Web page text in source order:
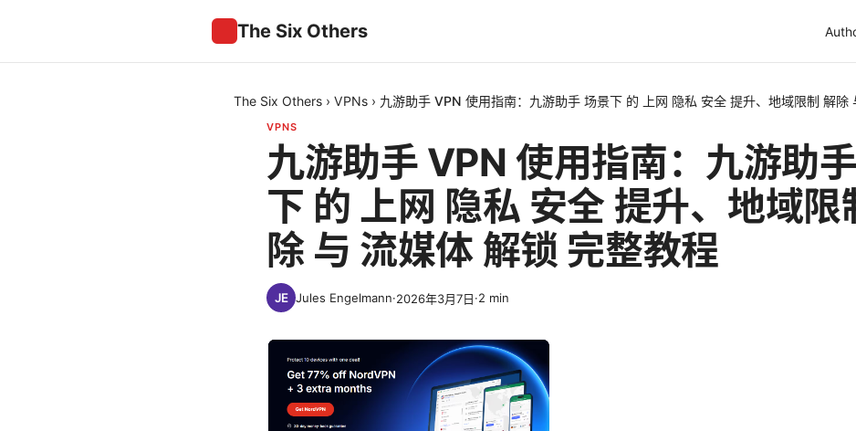
The Six Others
The Six Others › VPNs › 九游助手 VPN 使用指南：九游助手 场景下 的 上网 隐私 安全 提升、地域限制 解除
VPNS
九游助手 VPN 使用指南：九游助
下 的 上网 隐私 安全 提升、地域限
除 与 流媒体 解锁 完整教程
Jules Engelmann·2026年3月7日·2 min